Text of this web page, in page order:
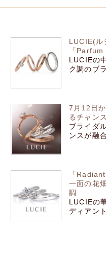
LUCIE(ル
「Parfum
LUCIEの
ク調のブ
7月12日
るチャンス
ブライダ
ンスが融
「
一面の花
調
LUCIEの
ディアン